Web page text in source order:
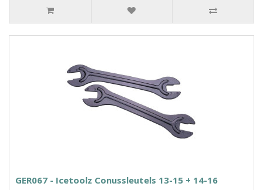
GER067 - Icetoolz Conussleutels 13-15 + 14-16